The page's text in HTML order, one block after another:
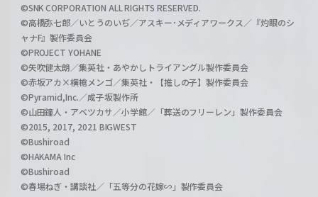
©SNK CORPORATION ALL RIGHTS RESERVED.
©高橋弥七郎／いとうのいぢ／アスキー･メディアワークス／『灼眼のシ
ャナF』製作委員会
©PROJECT YOHANE
©矢吹健太朗／集英社・あやかしトライアングル製作委員会
©赤坂アカ×横槍メンゴ／集英社・【推しの子】製作委員会
©Pyramid,Inc.／成子坂製作所
©山田鐘人・アベツカサ／小学館／「葬送のフリーレン」製作委員会
©2015, 2017, 2021 BIGWEST
©Bushiroad
©HAKAMA Inc
©Bushiroad
©春場ねぎ・講談社／「五等分の花嫁∽」製作委員会